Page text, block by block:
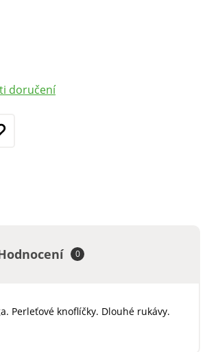
doručení
0
Perleťové knoflíčky. Dlouhé rukávy.